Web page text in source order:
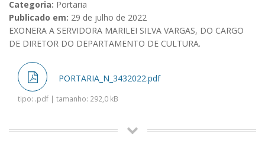
Categoria: Portaria
Publicado em: 29 de julho de 2022
EXONERA A SERVIDORA MARILEI SILVA VARGAS, DO CARGO
DE DIRETOR DO DEPARTAMENTO DE CULTURA.
PORTARIA_N_3432022.pdf
tipo: .pdf | tamanho: 292,0 kB